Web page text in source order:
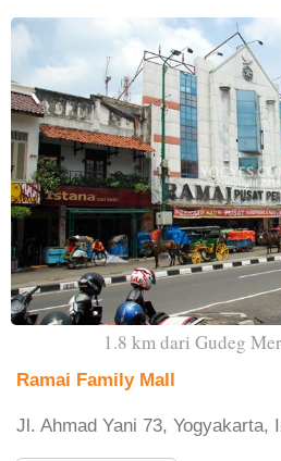
1.8 km dari Gudeg
Ramai Family Mall
Jl. Ahmad Yani 73, Yogyakarta,